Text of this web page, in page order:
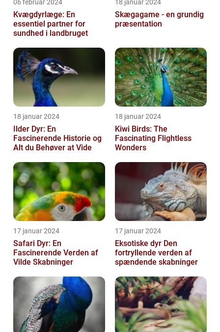
06 februar 2024
Kvægdyrlæge: En
essentiel partner for
sundhed i landbruget
18 januar 2024
Skægagame - en grundig
præsentation
18 januar 2024
Ilder Dyr: En
Fascinerende Historie og
Alt du Behøver at Vide
18 januar 2024
Kiwi Birds: The
Fascinating Flightless
Wonders
17 januar 2024
Safari Dyr: En
Fascinerende Verden af
Vilde Skabninger
17 januar 2024
Eksotiske dyr Den
fortryllende verden af
spændende skabninger